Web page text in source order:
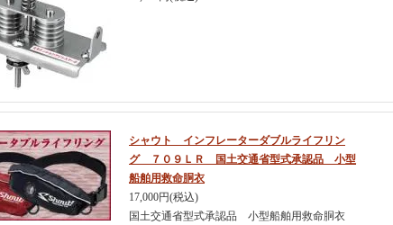
シャウト インフレーターダブルライフリン
グ ７０９ＬＲ 国土交通省型式承認品 小型
船舶用救命胴衣
17,000円(税込)
国土交通省型式承認品 小型船舶用救命胴衣